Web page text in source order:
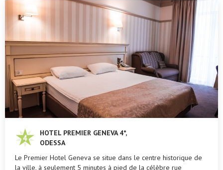
HOTEL PREMIER GENEVA 4*,
ODESSA
Le Premier Hotel Geneva se situe dans le centre historique de
la ville, à seulement 5 minutes à pied de la célèbre rue